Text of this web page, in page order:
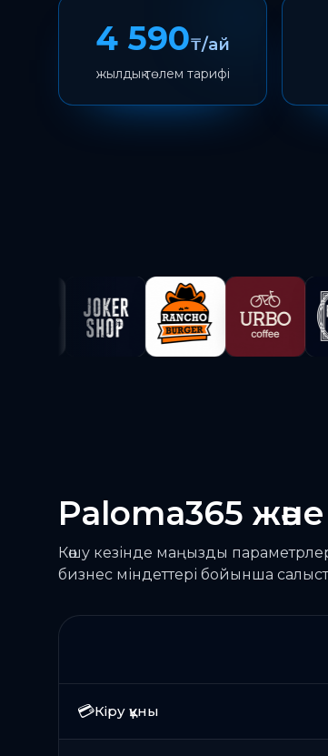
4 590₸/ай
жылдық төлем тарифі
Paloma365
Көшу кезінде маңызды
бизнес міндеттері бойынша
💳Кіру құны